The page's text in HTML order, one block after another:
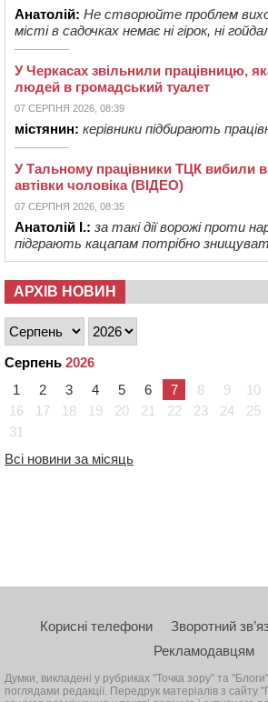
Анатолій: Не створюйте проблем
місті в садочках немає ні гірок, ні
У Черкасах звільнили працівницю,
людей в громадський туалет
07 СЕРПНЯ 2026, 08:39
містянин: керівники підбирають
У Тальному працівники ТЦК вибили
автівки чоловіка (ВІДЕО)
07 СЕРПНЯ 2026, 08:35
Анатолій І.: за такі дії ворожі проти
підграють кацапам потрібно
АРХІВ НОВИН
Серпень 2026
1
2 3 4 5 6 7 8 9 10
16
17 18 19 20 21 22 23 24 25
31
Всі новини за місяць
Корисні телефони Зворотний
Рекламодавцям
Думки, викладені у рубриках "Точка зору" та
поглядами редакції. Передрук матеріалів з сайту